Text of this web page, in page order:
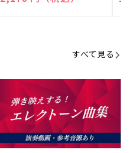
すべて見る